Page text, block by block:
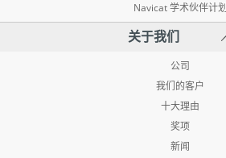
Navicat 学术伙伴计划
关于我们
公司
我们的客户
十大理由
奖项
新闻